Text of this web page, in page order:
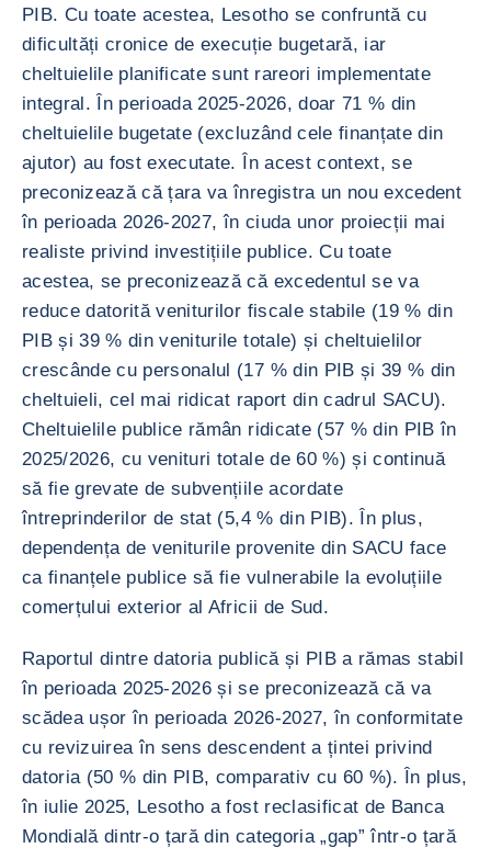
PIB. Cu toate acestea, Lesotho se confruntă cu
dificultăți cronice de execuție bugetară, iar
cheltuielile planificate sunt rareori implementate
integral. În perioada 2025-2026, doar 71 % din
cheltuielile bugetate (excluzând cele finanțate din
ajutor) au fost executate. În acest context, se
preconizează că țara va înregistra un nou excedent
în perioada 2026-2027, în ciuda unor proiecții mai
realiste privind investițiile publice. Cu toate
acestea, se preconizează că excedentul se va
reduce datorită veniturilor fiscale stabile (19 % din
PIB și 39 % din veniturile totale) și cheltuielilor
crescânde cu personalul (17 % din PIB și 39 % din
cheltuieli, cel mai ridicat raport din cadrul SACU).
Cheltuielile publice rămân ridicate (57 % din PIB în
2025/2026, cu venituri totale de 60 %) și continuă
să fie grevate de subvențiile acordate
întreprinderilor de stat (5,4 % din PIB). În plus,
dependența de veniturile provenite din SACU face
ca finanțele publice să fie vulnerabile la evoluțiile
comerțului exterior al Africii de Sud.
Raportul dintre datoria publică și PIB a rămas stabil
în perioada 2025-2026 și se preconizează că va
scădea ușor în perioada 2026-2027, în conformitate
cu revizuirea în sens descendent a țintei privind
datoria (50 % din PIB, comparativ cu 60 %). În plus,
în iulie 2025, Lesotho a fost reclasificat de Banca
Mondială dintr-o țară din categoria „gap” într-o țară